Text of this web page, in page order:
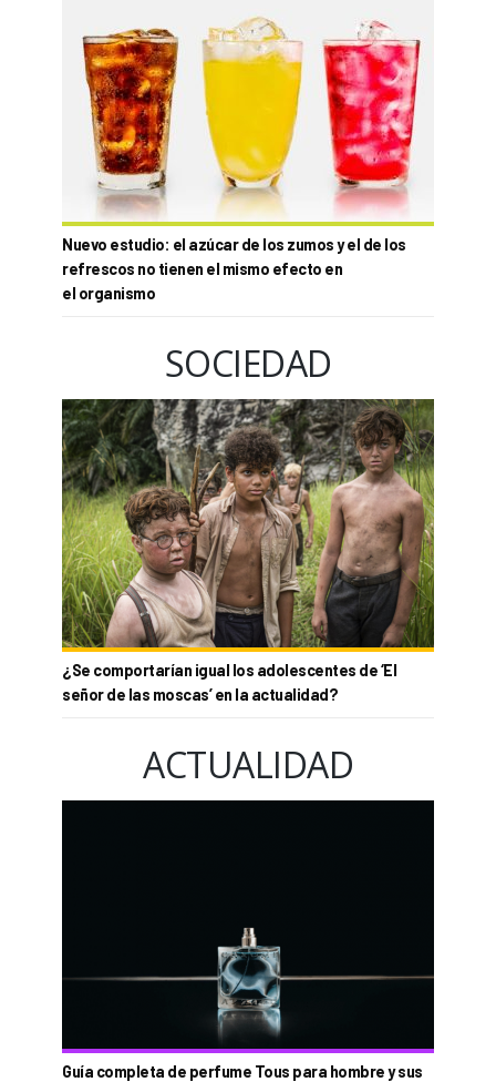
Nuevo estudio: el azúcar de los zumos y el de los
refrescos no tienen el mismo efecto en
el organismo
SOCIEDAD
¿Se comportarían igual los adolescentes de ‘El
señor de las moscas’ en la actualidad?
ACTUALIDAD
Guía completa de perfume Tous para hombre y sus